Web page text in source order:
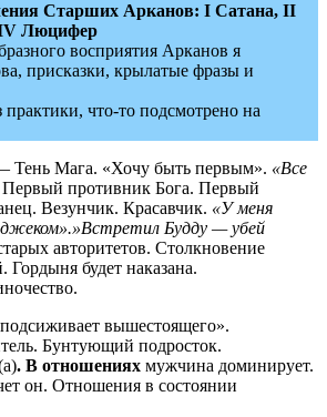
Старших Арканов: I Сатана, II
Люцифер
восприятия Арканов я
присказки, крылатые фразы и
что-то подсмотрено на
Тень Мага. «Хочу быть первым». «Все
Первый противник Бога. Первый
Везунчик. Красавчик. «У меня
джеком».»Встретил Будду — убей
авторитетов. Столкновение
будет наказана.
вышестоящего».
Бунтующий подросток.
. В отношениях мужчина доминирует.
он. Отношения в состоянии